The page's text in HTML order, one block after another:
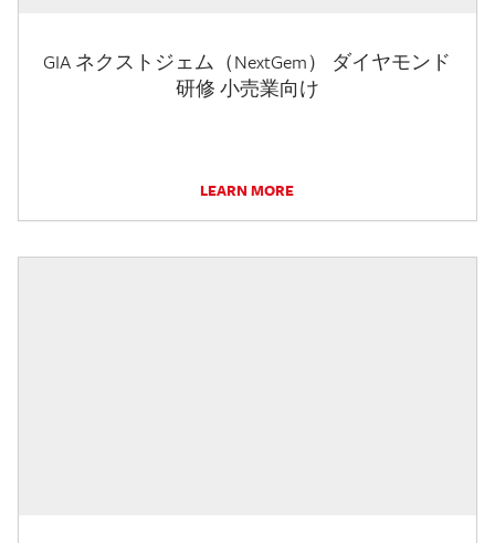
GIA ネクストジェム（NextGem） ダイヤモンド
研修 小売業向け
LEARN MORE